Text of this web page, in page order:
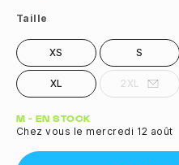
Taille
XS S
XL 2XL
Quantité
M - EN STOCK
Chez vous le mercredi 12 août